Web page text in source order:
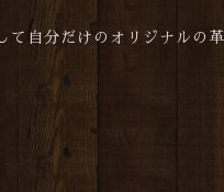
て自分だけのオリジナルの